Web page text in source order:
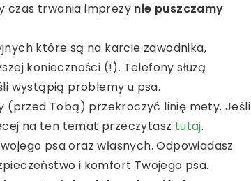
czas trwania imprezy nie puszczamy
które są na karcie zawodnika,
konieczności (!). Telefony służą
wystąpią problemy u psa.
(przed Tobą) przekroczyć linię mety. Jeśli
na ten temat przeczytasz tutaj.
psa oraz własnych. Odpowiadasz
i komfort Twojego psa.